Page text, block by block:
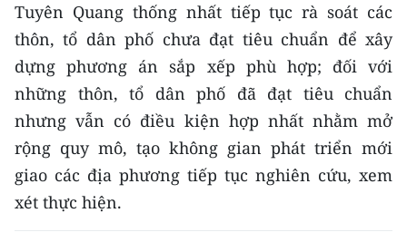
Media Y tế
Media Khoa học - Công nghệ
Media Môi trường
Ảnh
Infographic
Tuyên Quang thống nhất tiếp tục rà soát các
thôn, tổ dân phố chưa đạt tiêu chuẩn để xây
dựng phương án sắp xếp phù hợp; đối với
những thôn, tổ dân phố đã đạt tiêu chuẩn
nhưng vẫn có điều kiện hợp nhất nhằm mở
rộng quy mô, tạo không gian phát triển mới
giao các địa phương tiếp tục nghiên cứu, xem
xét thực hiện.